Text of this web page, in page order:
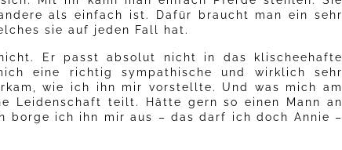
als einfach ist. Dafür braucht man ein sehr
sie auf jeden Fall hat.
Er passt absolut nicht in das klischeehafte
eine richtig sympathische und wirklich sehr
wie ich ihn mir vorstellte. Und was mich am
Leidenschaft teilt. Hätte gern so einen Mann an
borge ich ihn mir aus – das darf ich doch Annie –